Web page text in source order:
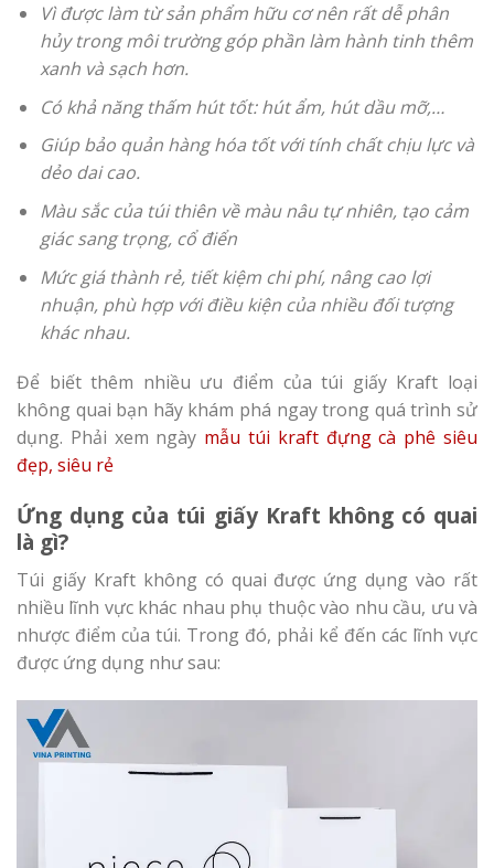
Vì được làm từ sản phẩm hữu cơ nên rất dễ phân
hủy trong môi trường góp phần làm hành tinh thêm
xanh và sạch hơn.
Có khả năng thấm hút tốt: hút ẩm, hút dầu mỡ,…
Giúp bảo quản hàng hóa tốt với tính chất chịu lực và
dẻo dai cao.
Màu sắc của túi thiên về màu nâu tự nhiên, tạo cảm
giác sang trọng, cổ điển
Mức giá thành rẻ, tiết kiệm chi phí, nâng cao lợi
nhuận, phù hợp với điều kiện của nhiều đối tượng
khác nhau.
Để biết thêm nhiều ưu điểm của túi giấy Kraft loại
không quai bạn hãy khám phá ngay trong quá trình sử
dụng. Phải xem ngày mẫu túi kraft đựng cà phê siêu
đẹp, siêu rẻ
Ứng dụng của túi giấy Kraft không có quai
là gì?
Túi giấy Kraft không có quai được ứng dụng vào rất
nhiều lĩnh vực khác nhau phụ thuộc vào nhu cầu, ưu và
nhược điểm của túi. Trong đó, phải kể đến các lĩnh vực
được ứng dụng như sau: